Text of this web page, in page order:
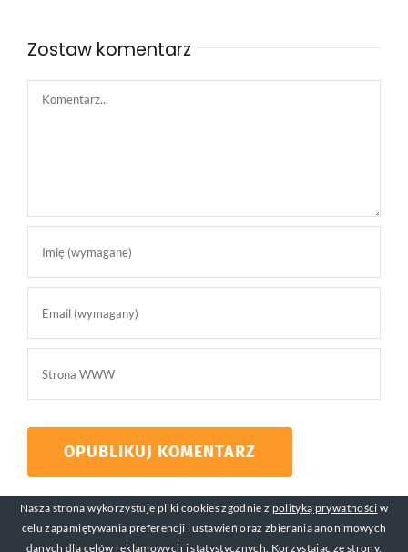
Zostaw komentarz
Comment
Nasza strona wykorzystuje pliki cookies zgodnie z polityką prywatności w
celu zapamiętywania preferencji i ustawień oraz zbierania anonimowych
danych dla celów reklamowych i statystycznych. Korzystając ze strony,